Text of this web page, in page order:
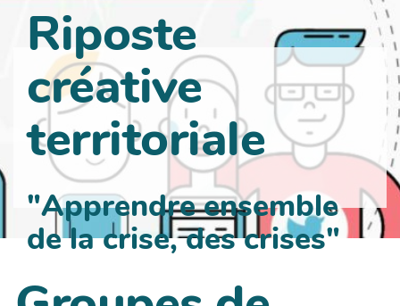
Riposte
créative
territoriale
"Apprendre ensemble
de la crise, des crises"